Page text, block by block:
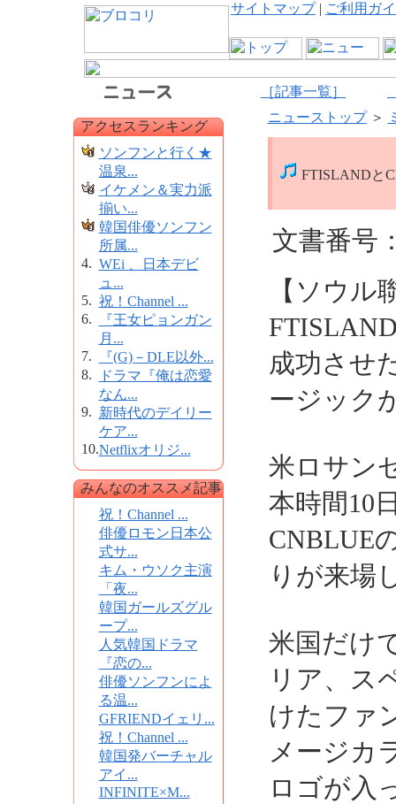
サイトマップ| ご利用ガ
［記事一覧］
アクセスランキング
ソンフンと行く★
温泉...
イケメン＆実力派
揃い...
韓国俳優ソンフン
所属...
4. WEi 、日本デビ
ュ...
5. 祝！Channel ...
6.
『王女ピョンガン
月...
7.
『(G)－DLE以外...
8.
ドラマ『俺は恋愛
なん...
9. 新時代のデイリー
ケア...
10.Netflixオリジ...
みんなのオススメ記事
祝！Channel ...
俳優ロモン日本公
式サ...
キム・ウソク主演
「夜...
韓国ガールズグル
ープ...
人気韓国ドラマ
『恋の...
俳優ソンフンによ
る温...
GFRIENDイェリ...
祝！Channel ...
韓国発バーチャル
アイ...
INFINITE×M...
ニューストップ＞
FTISLANDと
文書番号
【ソウル
成功させ
ージック
米ロサン
本時間10
CNBLUE
りが来場
米国だけ
リア、ス
けたファ
メージカ
ロゴが入